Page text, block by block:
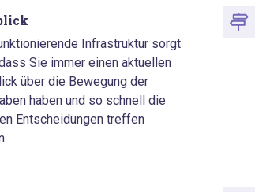
Infrastruktur sorgt
Sie immer einen aktuellen
über die Bewegung der
haben und so schnell die
Entscheidungen treffen